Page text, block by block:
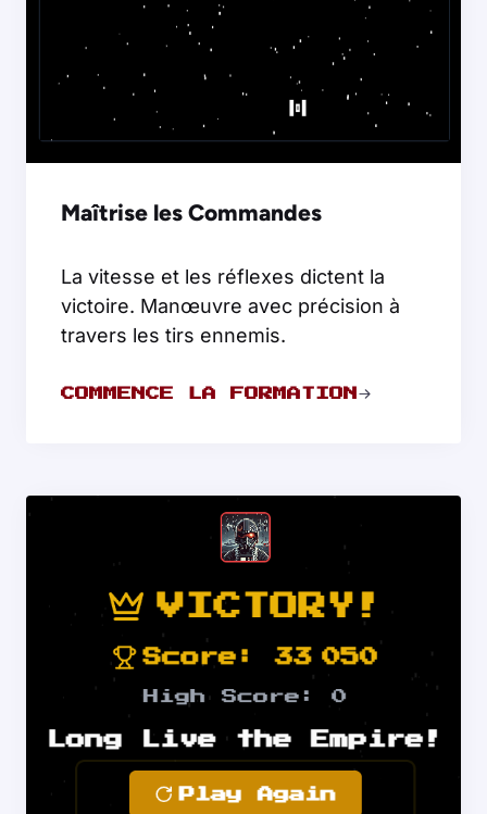
Maîtrise les Commandes
La vitesse et les réflexes dictent la
victoire. Manœuvre avec précision à
travers les tirs ennemis.
COMMENCE LA FORMATION